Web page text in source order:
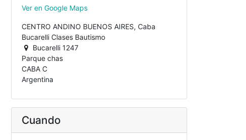
Ver en Google Maps
CENTRO ANDINO BUENOS AIRES, Caba
Bucarelli Clases Bautismo
Bucarelli 1247
Parque chas
CABA C
Argentina
Cuando